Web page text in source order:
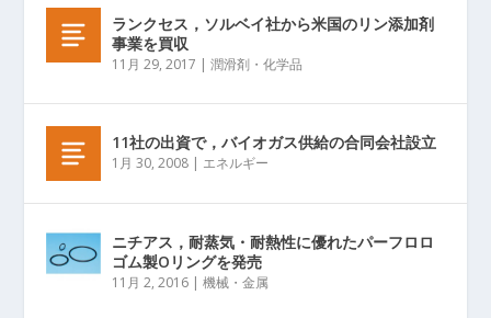
ランクセス，ソルベイ社から米国のリン添加剤
事業を買収
11月 29, 2017 |潤滑剤・化学品
11社の出資で，バイオガス供給の合同会社設立
1月 30, 2008 | エネルギー
ニチアス，耐蒸気・耐熱性に優れたパーフロロ
ゴム製Oリングを発売
11月 2, 2016 |機械・金属